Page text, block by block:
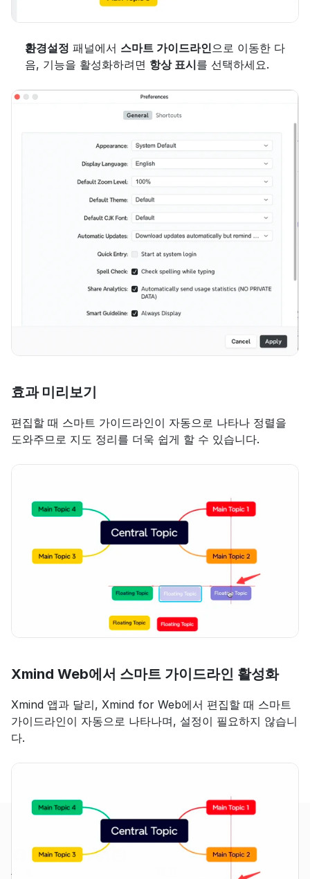
환경설정 패널에서 스마트 가이드라인으로 이동한 다
음, 기능을 활성화하려면 항상 표시를 선택하세요.
효과 미리보기
편집할 때 스마트 가이드라인이 자동으로 나타나 정렬을
도와주므로 지도 정리를 더욱 쉽게 할 수 있습니다.
Xmind Web에서 스마트 가이드라인 활성화
Xmind 앱과 달리, Xmind for Web에서 편집할 때 스마트
가이드라인이 자동으로 나타나며, 설정이 필요하지 않습니
다.
제품